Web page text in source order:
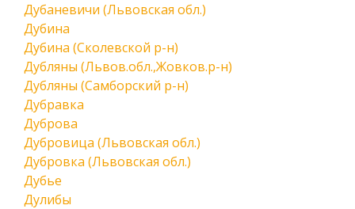
Дубаневичи (Львовская обл.)
Дубина
Дубина (Сколевской р-н)
Дубляны (Львов.обл.,Жовков.р-н)
Дубляны (Самборский р-н)
Дубравка
Дуброва
Дубровица (Львовская обл.)
Дубровка (Львовская обл.)
Дубье
Дулибы